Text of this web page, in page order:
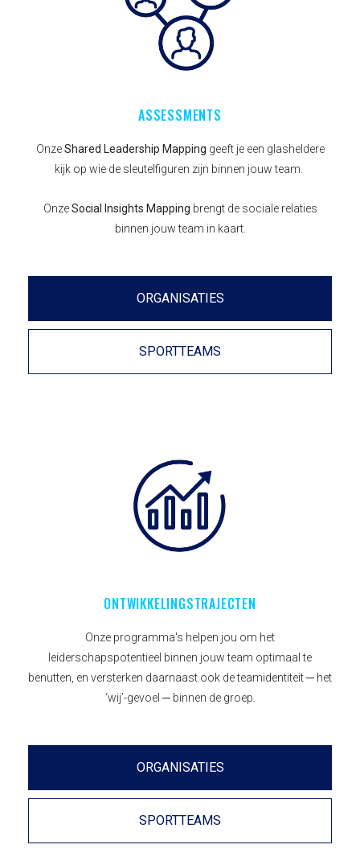
ASSESSMENTS
OnzeShared Leadership Mapping geeft je een glasheldere
kijk op wie de sleutelfiguren zijn binnen jouw team.
OnzeSocial Insights Mapping brengt de sociale relaties
binnen jouw team in kaart.
ORGANISATIES
SPORTTEAMS
ONTWIKKELINGSTRAJECTEN
Onze programma's helpen jou om het
leiderschapspotentieel binnen jouw team optimaal te
benutten, en versterken daarnaast ook de teamidentiteit ─ het
‘wij’-gevoel ─ binnen de groep.
ORGANISATIES
SPORTTEAMS